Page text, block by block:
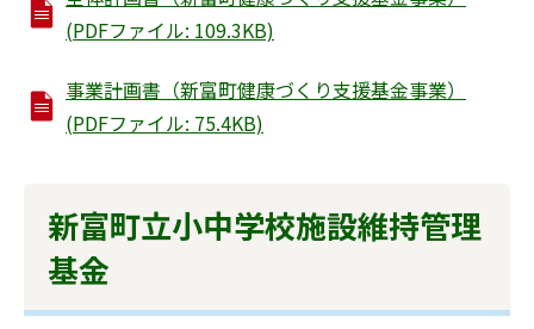
(PDFファイル: 109.3KB)
事業計画書（新富町健康づくり支援基金事業）
(PDFファイル: 75.4KB)
新富町立小中学校施設維持管理
基金